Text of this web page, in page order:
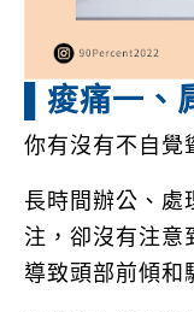
▌痠痛一、
你有沒有不自覺
長時間辦公、處
注，卻沒有注意
導致頭部前傾和